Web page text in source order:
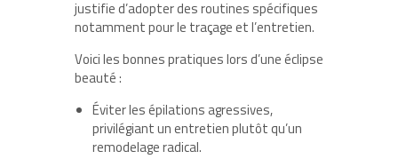
justifie d’adopter des routines spécifiques
notamment pour le traçage et l’entretien.
Voici les bonnes pratiques lors d’une éclipse
beauté :
Éviter les épilations agressives,
privilégiant un entretien plutôt qu’un
remodelage radical.